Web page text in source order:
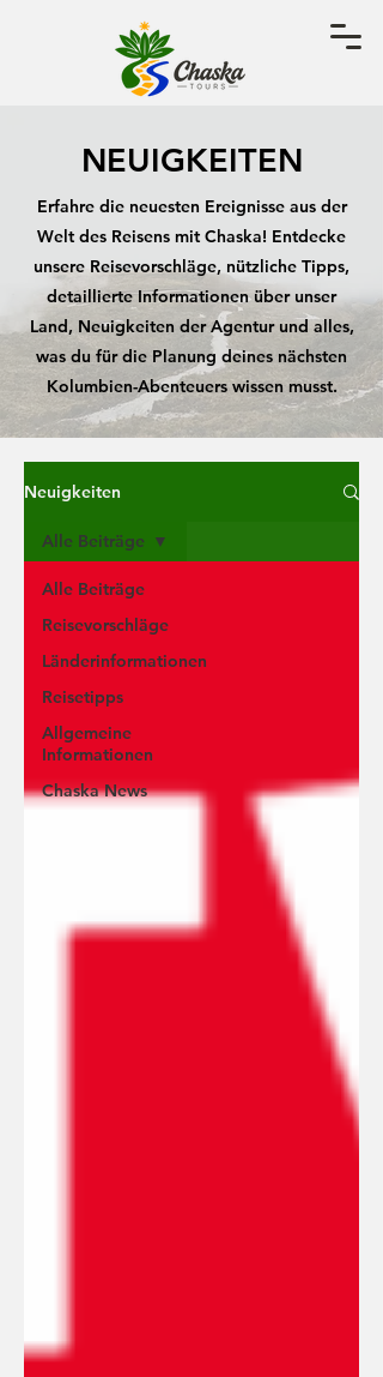
NEUIGKEITEN
Erfahre die neuesten Ereignisse aus der
Welt des Reisens mit Chaska! Entdecke
unsere Reisevorschläge, nützliche Tipps,
detaillierte Informationen über unser
Land, Neuigkeiten der Agentur und alles,
was du für die Planung deines nächsten
Kolumbien-Abenteuers wissen musst.
Neuigkeiten
Alle Beiträge
Reisevorschläge
Länderinformationen
Reisetipps
Allgemeine
Informationen
Chaska News
Alle Beiträge